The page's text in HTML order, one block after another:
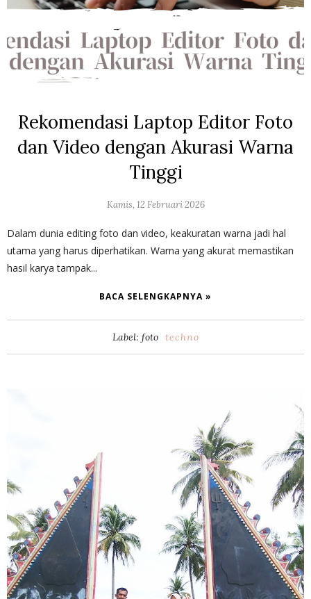
Rekomendasi Laptop Editor Foto
dan Video dengan Akurasi Warna
Tinggi
Kamis, 12 Februari 2026
Dalam dunia editing foto dan video, keakuratan warna jadi hal
utama yang harus diperhatikan. Warna yang akurat memastikan
hasil karya tampak...
BACA SELENGKAPNYA »
Label: foto techno